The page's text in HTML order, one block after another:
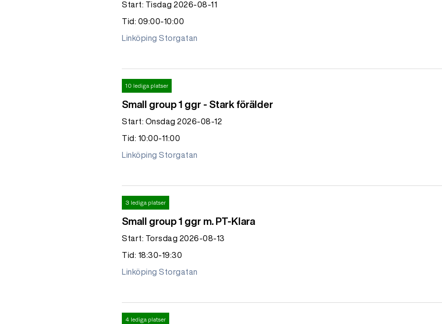
Start: Tisdag 2026-08-11
Tid: 09:00-10:00
Linköping Storgatan
10 lediga platser
Small group 1 ggr - Stark förälder
Start: Onsdag 2026-08-12
Tid: 10:00-11:00
Linköping Storgatan
3 lediga platser
Small group 1 ggr m. PT-Klara
Start: Torsdag 2026-08-13
Tid: 18:30-19:30
Linköping Storgatan
4 lediga platser